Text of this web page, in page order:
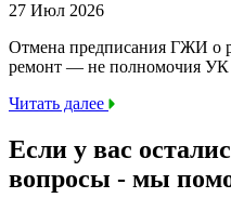
27 Июл 2026
Отмена предписания ГЖИ о
ремонт — не полномочия УК
Читать далее
Если у вас
вопросы - мы